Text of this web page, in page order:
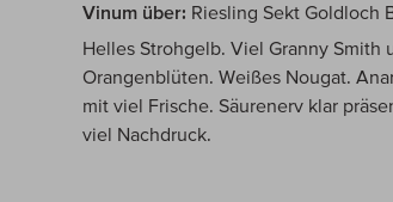
Vinum über: Riesling Sekt Goldloch
Helles Strohgelb. Viel Granny Smith
Orangenblüten. Weißes Nougat.
mit viel Frische. Säurenerv klar
viel Nachdruck.